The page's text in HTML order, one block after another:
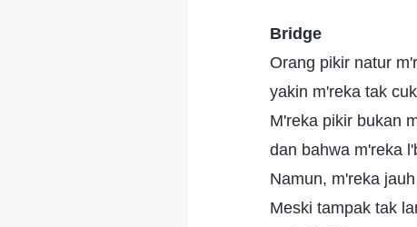
Bridge
Orang pikir natur
yakin m'reka tak
M'reka pikir bukan
dan bahwa m'reka
Namun, m'reka
Meski tampak tak